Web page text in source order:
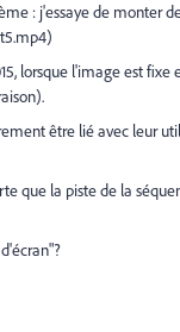
: j'essaye de monter
lorsque l'image est fixe
être lié avec leur
que la piste de la